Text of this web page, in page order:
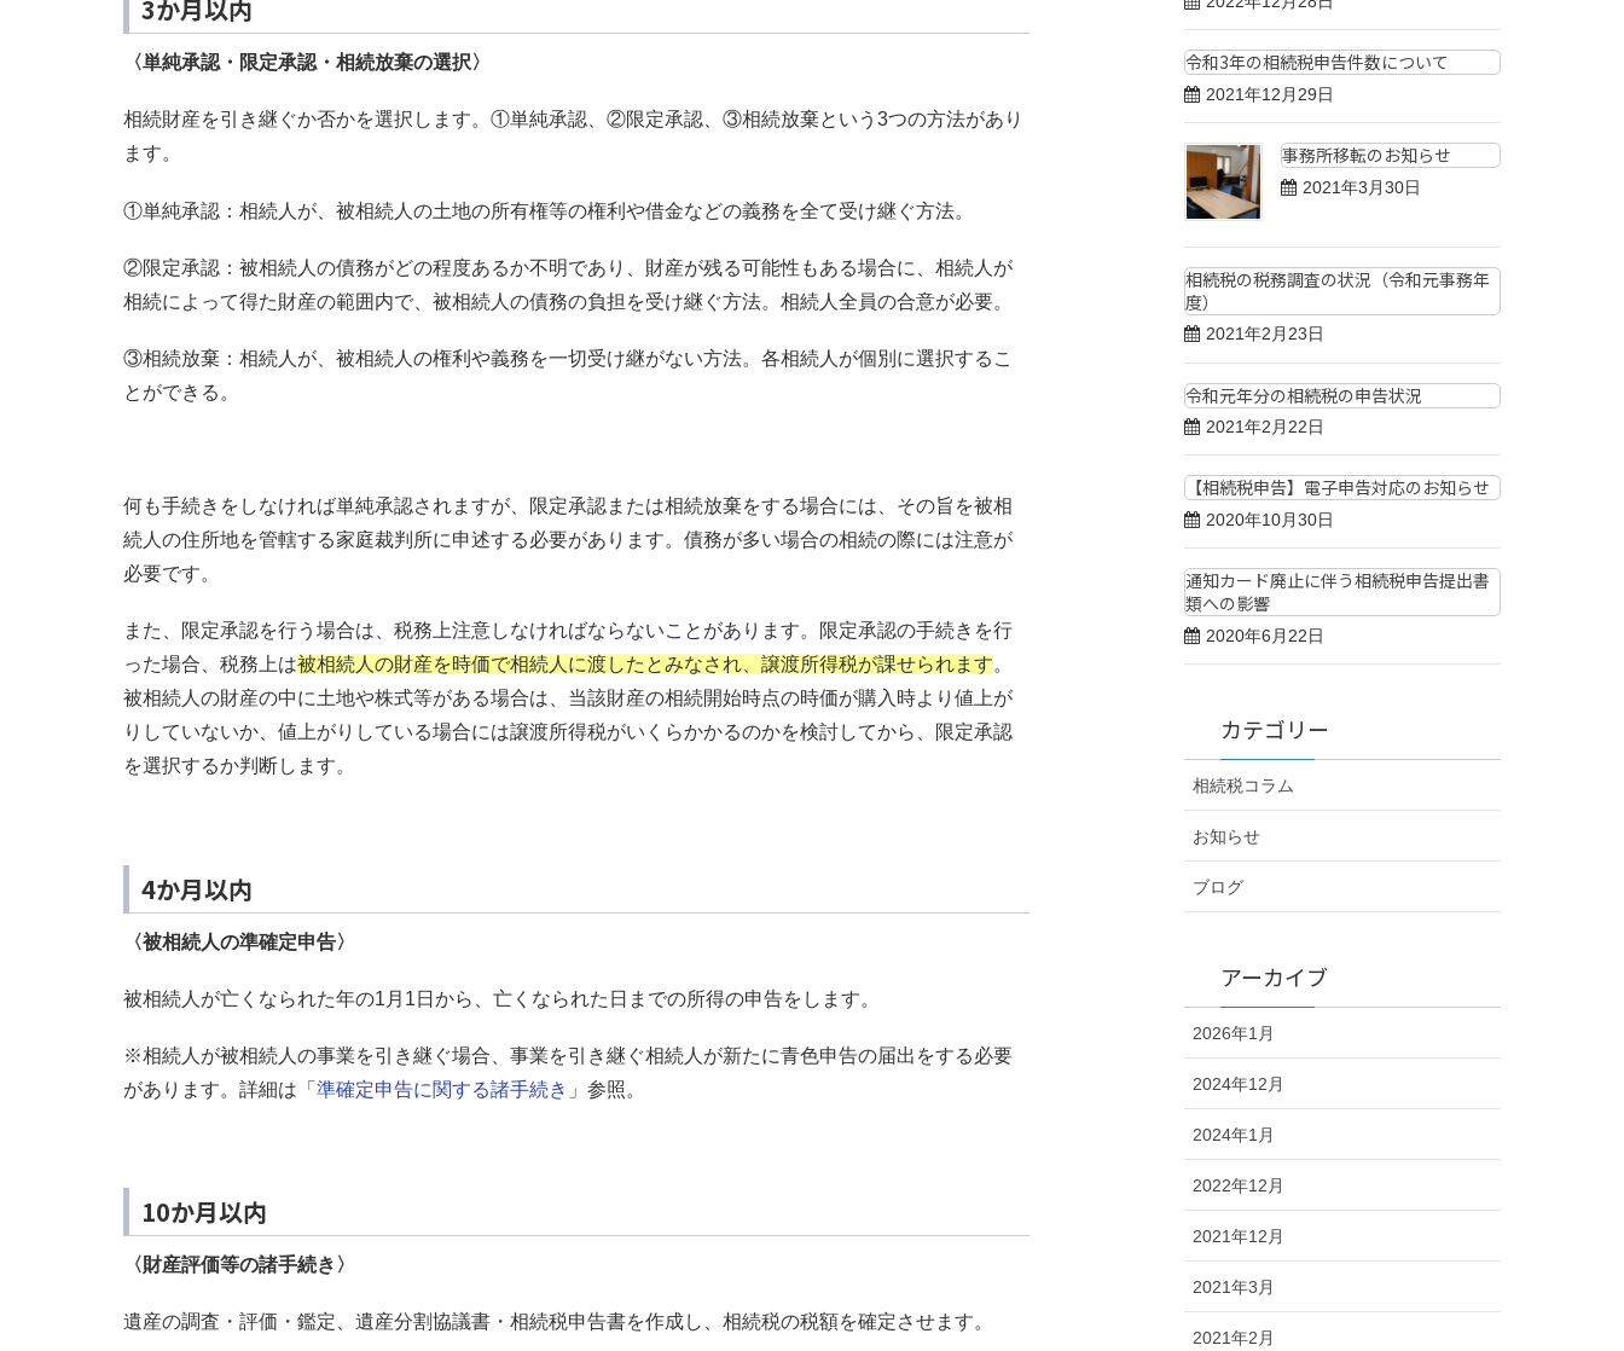
3か月以内
〈単純承認・限定承認・相続放棄の選択〉
相続財産を引き継ぐか否かを選択します。①単純承認、②限定承認、③相続放棄という3つの方法があり
ます。
①単純承認：相続人が、被相続人の土地の所有権等の権利や借金などの義務を全て受け継ぐ方法。
②限定承認：被相続人の債務がどの程度あるか不明であり、財産が残る可能性もある場合に、相続人が
相続によって得た財産の範囲内で、被相続人の債務の負担を受け継ぐ方法。相続人全員の合意が必要。
③相続放棄：相続人が、被相続人の権利や義務を一切受け継がない方法。各相続人が個別に選択するこ
とができる。
何も手続きをしなければ単純承認されますが、限定承認または相続放棄をする場合には、その旨を被相
続人の住所地を管轄する家庭裁判所に申述する必要があります。債務が多い場合の相続の際には注意が
必要です。
また、限定承認を行う場合は、税務上注意しなければならないことがあります。限定承認の手続きを行
った場合、税務上は被相続人の財産を時価で相続人に渡したとみなされ、譲渡所得税が課せられます。
被相続人の財産の中に土地や株式等がある場合は、当該財産の相続開始時点の時価が購入時より値上が
りしていないか、値上がりしている場合には譲渡所得税がいくらかかるのかを検討してから、限定承認
を選択するか判断します。
4か月以内
〈被相続人の準確定申告〉
被相続人が亡くなられた年の1月1日から、亡くなられた日までの所得の申告をします。
※相続人が被相続人の事業を引き継ぐ場合、事業を引き継ぐ相続人が新たに青色申告の届出をする必要
があります。詳細は「 準確定申告に関する諸手続き 」参照。
10か月以内
〈財産評価等の諸手続き〉
遺産の調査・評価・鑑定、遺産分割協議書・相続税申告書を作成し、相続税の税額を確定させます。
令和3年の相続税申告件数について
2021年12月29日
事務所移転のお知らせ
2021年3月30日
相続税の税務調査の状況（令和元事務年
度）
2021年2月23日
令和元年分の相続税の申告状況
2021年2月22日
【相続税申告】電子申告対応のお知らせ
2020年10月30日
通知カード廃止に伴う相続税申告提出書
類への影響
2020年6月22日
カテゴリー
相続税コラム
お知らせ
ブログ
アーカイブ
2026年1月
2024年12月
2024年1月
2022年12月
2021年12月
2021年3月
2021年2月